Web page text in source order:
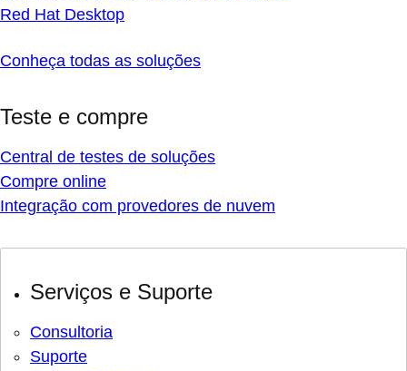
Red Hat Desktop
Conheça todas as soluções
Teste e compre
Central de testes de soluções
Compre online
Integração com provedores de nuvem
Serviços e Suporte
Consultoria
Suporte